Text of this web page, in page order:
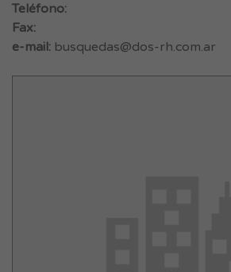
Teléfono:
Fax:
e-mail: busquedas@dos-rh.com.ar